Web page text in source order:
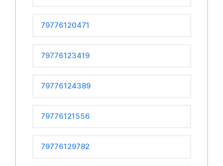
79776120471
79776123419
79776124389
79776121556
79776129782